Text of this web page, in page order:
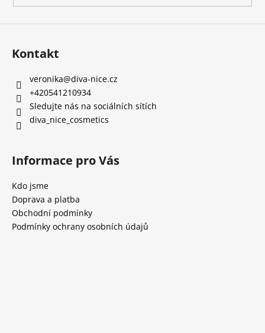
Kontakt
veronika@diva-nice.cz
+420541210934
Sledujte nás na sociálních sítích
diva_nice_cosmetics
Informace pro Vás
Kdo jsme
Doprava a platba
Obchodní podmínky
Podmínky ochrany osobních údajů